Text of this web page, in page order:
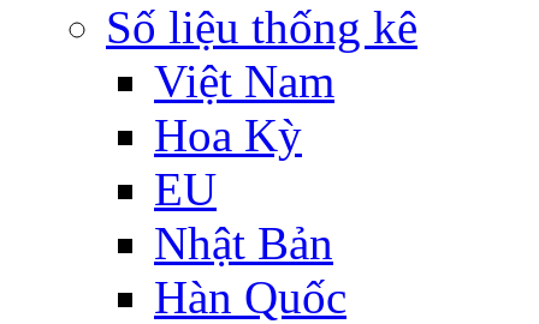
Số liệu thống kê
Việt Nam
Hoa Kỳ
EU
Nhật Bản
Hàn Quốc